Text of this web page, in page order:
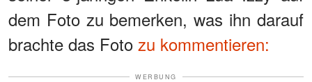
dem Foto zu bemerken, was ihn darauf
brachte das Foto zu kommentieren:
WERBUNG